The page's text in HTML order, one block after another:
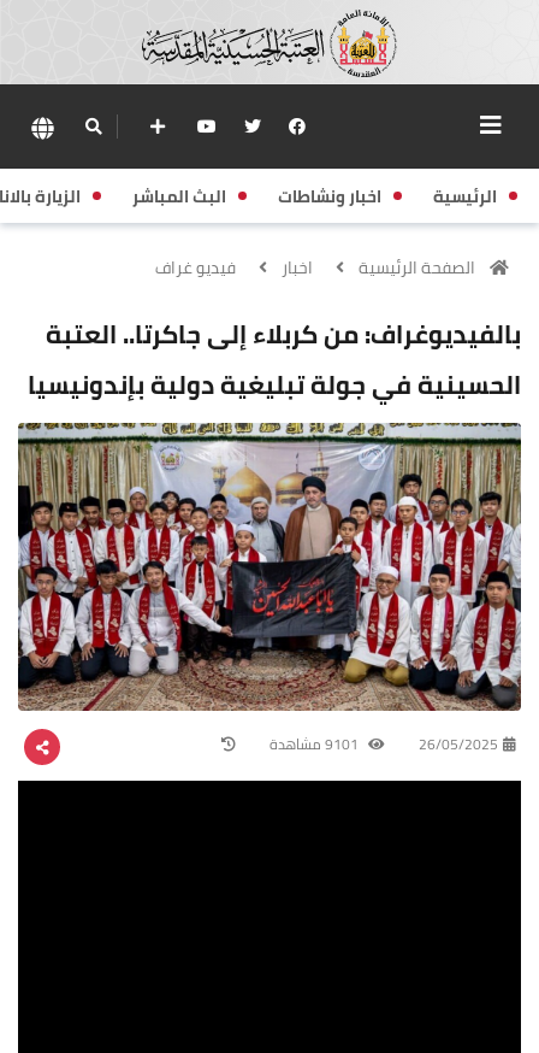
الرئيسية اخبار ونشاطات البث المباشر الزيارة
الصفحة الرئيسية اخبار فيديو غراف
بالفيديوغراف: من كربلاء إلى جاكرتا.. العتبة
الحسينية في جولة تبليغية دولية بإندونيسيا
26/05/2025